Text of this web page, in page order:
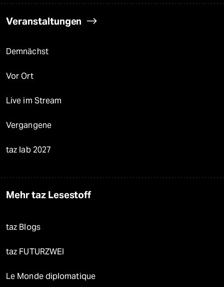
Veranstaltungen
Demnächst
Vor Ort
Live im Stream
Vergangene
taz lab 2027
Mehr taz Lesestoff
taz Blogs
taz FUTURZWEI
Le Monde diplomatique